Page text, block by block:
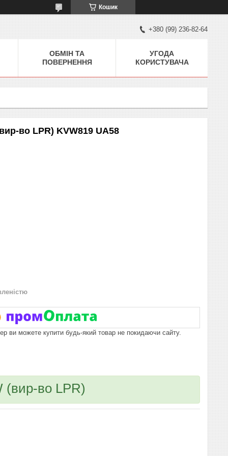
Кошик
+380 (99) 236-82-64
ОБМІН ТА
ПОВЕРНЕННЯ
УГОДА
КОРИСТУВАЧА
во LPR) KVW819 UA58
ви можете купити будь-який товар не покидаючи сайту.
(вир-во LPR)